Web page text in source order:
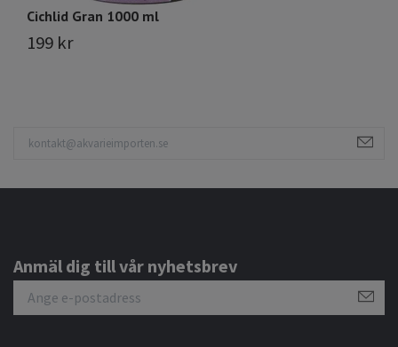
Cichlid Gran 1000 ml
199 kr
Anmäl dig till vår nyhetsbrev